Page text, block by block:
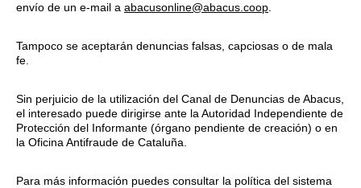
envío de un e-mail a abacusonline@abacus.coop
Tampoco se aceptarán denuncias falsas, capciosas o de mala
fe.
Sin perjuicio de la utilización del Canal de Denuncias de Abacus,
el interesado puede dirigirse ante la Autoridad Independiente de
Protección del Informante (órgano pendiente de creación) o en
la Oficina Antifraude de Cataluña.
Para más información puedes consultar la política del sistema